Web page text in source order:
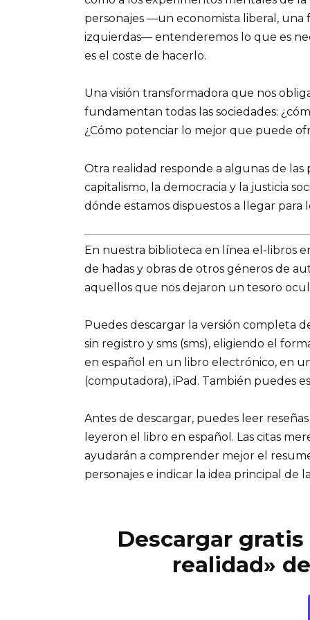
personajes —un economista liberal,
izquierdas— entenderemos lo que es
es el coste de hacerlo.
Una visión transformadora que nos
fundamentan todas las sociedades:
¿Cómo potenciar lo mejor que puede
Otra realidad responde a algunas de
capitalismo, la democracia y la justicia
dónde estamos dispuestos a llegar para
En nuestra biblioteca en línea el-libros
de hadas y obras de otros géneros de
aquellos que nos dejaron un tesoro
Puedes descargar la versión completa
sin registro y sms (sms), eligiendo el
en español en un libro electrónico, en
(computadora), iPad. También puedes
Antes de descargar, puedes leer
leyeron el libro en español. Las citas
ayudarán a comprender mejor el
personajes e indicar la idea principal de
Descargar
realidad»